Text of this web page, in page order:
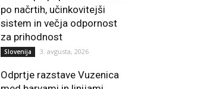
po načrtih, učinkovitejši
sistem in večja odpornost
za prihodnost
Slovenija 3. avgusta, 2026
Odprtje razstave Vuzenica